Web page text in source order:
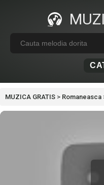
MUZICA GRATIS > Romaneasca